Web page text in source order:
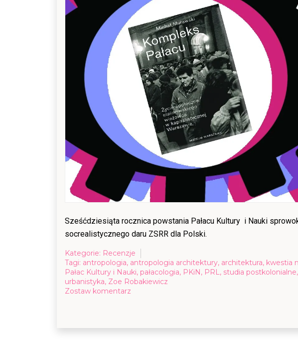
Sześćdziesiąta rocznica powstania Pałacu Kultury i Nauki
socrealistycznego daru ZSRR dla Polski.
Kategorie: Recenzje
Tagi: antropologia, antropologia architektury, architektura, kwestia
Pałac Kultury i Nauki, pałacologia, PKiN , PRL, studia postkolonialne,
urbanistyka, Zoe Robakiewicz
Zostaw komentarz
Pałacu